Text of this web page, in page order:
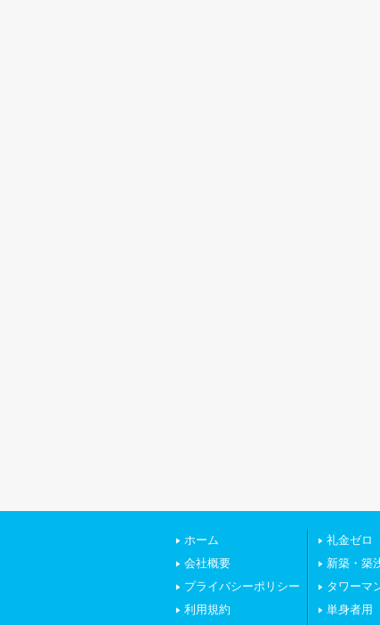
ホーム
会社概要
プライバシーポリシー
利用規約
礼金ゼロ
新築・築
タワーマ
単身者用